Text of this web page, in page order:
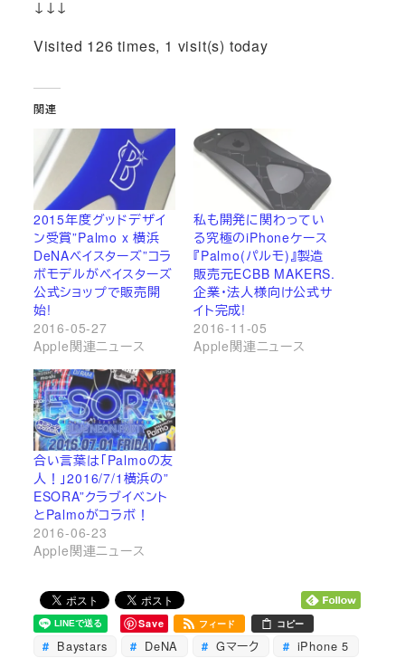
↓↓↓
Visited 126 times, 1 visit(s) today
関連
2015年度グッドデザイ
ン受賞”Palmo x 横浜
DeNAベイスターズ”コラ
ボモデルがベイスターズ
公式ショップで販売開
始!
2016-05-27
Apple関連ニュース
私も開発に関わってい
る究極のiPhoneケース
『Palmo(パルモ)』製造
販売元ECBB MAKERS.
企業・法人様向け公式サ
イト完成!
2016-11-05
Apple関連ニュース
合い言葉は「Palmoの友
人！」2016/7/1横浜の”
ESORA”クラブイベント
とPalmoがコラボ！
2016-06-23
Apple関連ニュース
Save フィード コピー
Baystars DeNA Gマーク
iPhone 5